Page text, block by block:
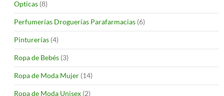
Opticas (8)
Perfumerías Droguerías Parafarmacias (6)
Pinturerías (4)
Ropa de Bebés (3)
Ropa de Moda Mujer (14)
Ropa de Moda Unisex (2)